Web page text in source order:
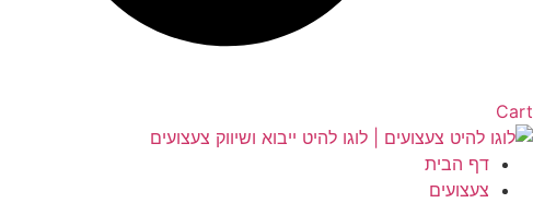
Cart
דף הבית
צעצועים